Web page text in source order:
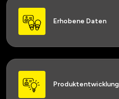
Erhobene Daten
Produktentwicklung